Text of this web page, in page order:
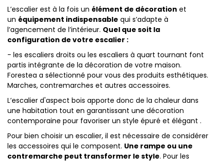
L’escalier est à la fois un élément de décoration et
un équipement indispensable qui s’adapte à
l’agencement de l’intérieur. Quel que soit la
configuration de votre escalier :
- les escaliers droits ou les escaliers à quart tournant font
partis intégrante de la décoration de votre maison.
Forestea a sélectionné pour vous des produits esthétiques.
Marches, contremarches et autres accessoires.
L’escalier d'aspect bois apporte donc de la chaleur dans
une habitation tout en garantissant une décoration
contemporaine pour favoriser un style épuré et élégant .
Pour bien choisir un escalier, il est nécessaire de considérer
les accessoires qui le composent. Une rampe ou une
contremarche peut transformer le style. Pour les